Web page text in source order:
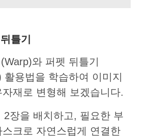
틀기
와 퍼펫 뒤틀기
활용법을 학습하여 이미지
재로 변형해 보겠습니다.
2장을 배치하고, 필요한 부
크로 자연스럽게 연결한